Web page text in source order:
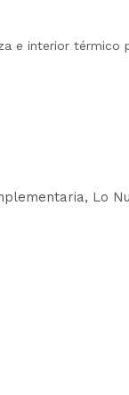
e interior térmico
Lo